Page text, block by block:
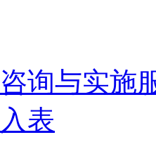
询与实施
表